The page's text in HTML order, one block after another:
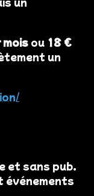
ou 18 €
un
et sans pub.
événements